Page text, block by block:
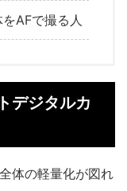
AFで撮る人
デジタルカ
体の軽量化が図れ